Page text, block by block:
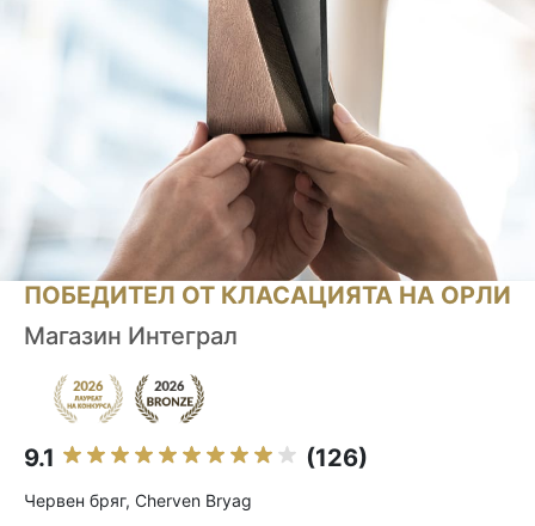
ПОБЕДИТЕЛ ОТ КЛАСАЦИЯТА НА ОРЛИ
Магазин Интеграл
9.1 (126)
Червен бряг, Cherven Bryag